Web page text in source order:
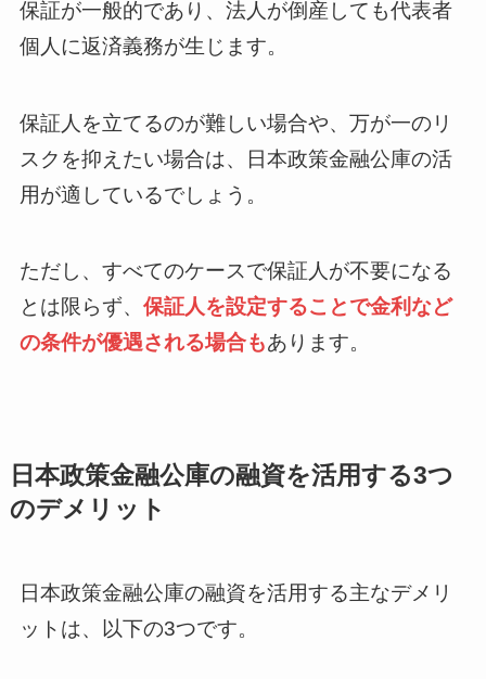
保証が一般的であり、法人が倒産しても代表者
個人に返済義務が生じます。
保証人を立てるのが難しい場合や、万が一のリ
スクを抑えたい場合は、日本政策金融公庫の活
用が適しているでしょう。
ただし、すべてのケースで保証人が不要になる
とは限らず、 保証人を設定することで金利など
の条件が優遇される場合もあります。
日本政策金融公庫の融資を活用する3つ
のデメリット
日本政策金融公庫の融資を活用する主なデメリ
ットは、以下の3つです。